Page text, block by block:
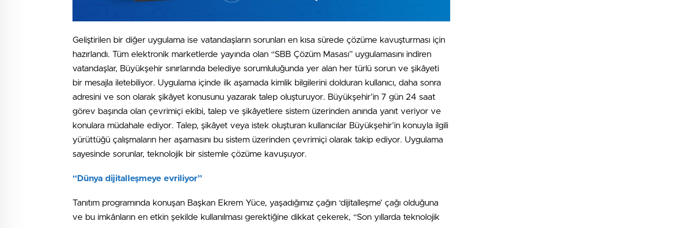
Geliştirilen bir diğer uygulama ise vatandaşların sorunları en kısa sürede çözüme kavuşturması için
hazırlandı. Tüm elektronik marketlerde yayında olan “SBB Çözüm Masası” uygulamasını indiren
vatandaşlar, Büyükşehir sınırlarında belediye sorumluluğunda yer alan her türlü sorun ve şikâyeti
bir mesajla iletebiliyor. Uygulama içinde ilk aşamada kimlik bilgilerini dolduran kullanıcı, daha sonra
adresini ve son olarak şikâyet konusunu yazarak talep oluşturuyor. Büyükşehir’in 7 gün 24 saat
görev başında olan çevrimiçi ekibi, talep ve şikâyetlere sistem üzerinden anında yanıt veriyor ve
konulara müdahale ediyor. Talep, şikâyet veya istek oluşturan kullanıcılar Büyükşehir’in konuyla ilgili
yürüttüğü çalışmaların her aşamasını bu sistem üzerinden çevrimiçi olarak takip ediyor. Uygulama
sayesinde sorunlar, teknolojik bir sistemle çözüme kavuşuyor.
“Dünya dijitalleşmeye evriliyor”
Tanıtım programında konuşan Başkan Ekrem Yüce, yaşadığımız çağın ‘dijitalleşme’ çağı olduğuna
ve bu imkânların en etkin şekilde kullanılması gerektiğine dikkat çekerek, “Son yıllarda teknolojik